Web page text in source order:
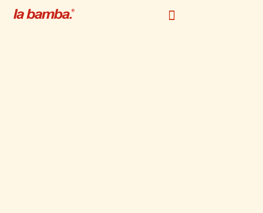
la brosse collector 1875